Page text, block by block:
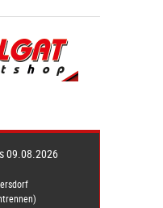
09.08.2026